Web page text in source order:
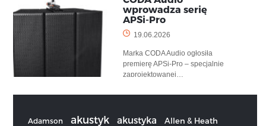
wprowadza serię
APSi-Pro
19.06.2026
Marka CODA Audio ogłosiła
premierę APSi-Pro – specjalnie
zaprojektowanej…
Adamson akustyk akustyka Allen & Heath